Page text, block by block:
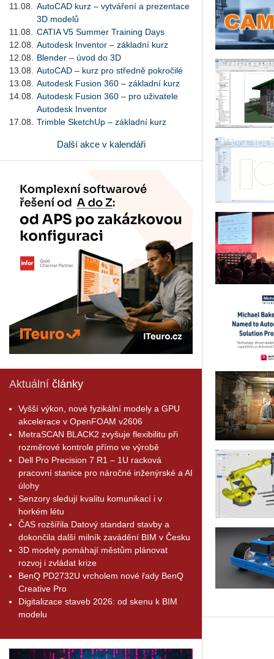
11.08.
AutoCAD kurz – vytváření a prezentace
3D modelů
11.08.
CATIA V5 Summer Training Days
12.08.
Autodesk Inventor – základní kurz
12.08.
Blender – úvod do 3D
13.08.
AutoCAD – kurz pro středně pokročilé
13.08.
Autodesk Fusion 360 – základní kurz
14.08.
Autodesk Fusion 360 – pro uživatele
Autodesk Inventor
17.08.
Trimble SketchUp – základní kurz
Další akce v kalendáři
Aktuální články
Vyšší výkon, nové fyzikální modely a GPU
akcelerace v OpenFOAM v2606
MetraSCAN BLACK2 zvyšuje flexibilitu při
rozměrové kontrole přímo ve výrobě
Dell Pro Precision 7 R1 – 1U racková
pracovní stanice pro náročné inženýrské a AI
úlohy
Senzory sledují kvalitu komunikací i v
horkém létu
ČAS rozšířila Datový standard stavby a
dokončila další milník zavádění BIM v Česku
3D modely pomáhají městům plánovat
rozvoj i zvládat krize
BenQ PD2732U vrcholem nové řady BenQ
Creative Pro
Digitalizace staveb 2026: od skenu k BIM
modelu